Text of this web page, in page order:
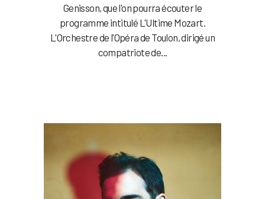
Genisson, que l'on pourra écouter le
programme intitulé L'Ultime Mozart.
L'Orchestre de l'Opéra de Toulon, dirigé un
compatriote de...